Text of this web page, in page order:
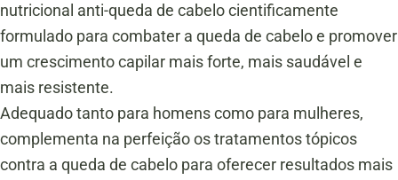
nutricional anti-queda de cabelo cientificamente
formulado para combater a queda de cabelo e promover
um crescimento capilar mais forte, mais saudável e
mais resistente.
Adequado tanto para homens como para mulheres,
complementa na perfeição os tratamentos tópicos
contra a queda de cabelo para oferecer resultados mais